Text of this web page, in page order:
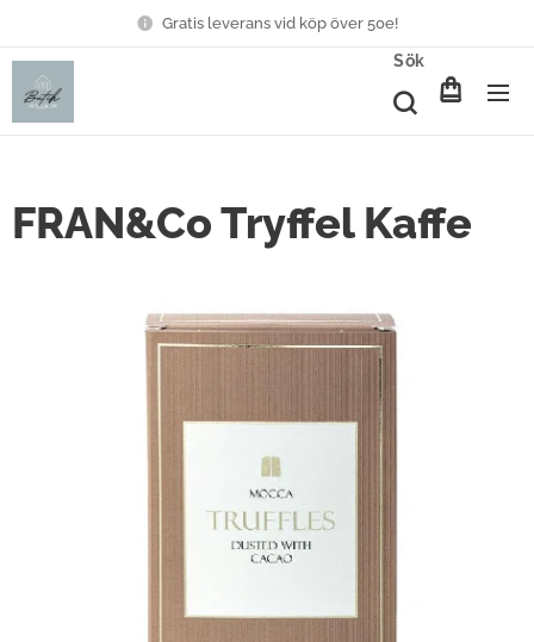
Gratis leverans vid köp över 50e!
Sök
FRAN&Co Tryffel Kaffe